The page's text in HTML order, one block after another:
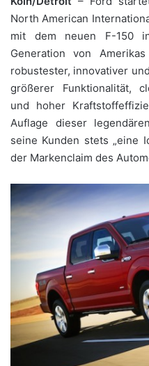
North American
mit dem neuen F-150
Generation von
robustester, innovativer
größerer Funktionalität,
und hoher
Auflage dieser
seine Kunden stets „eine
der Markenclaim des